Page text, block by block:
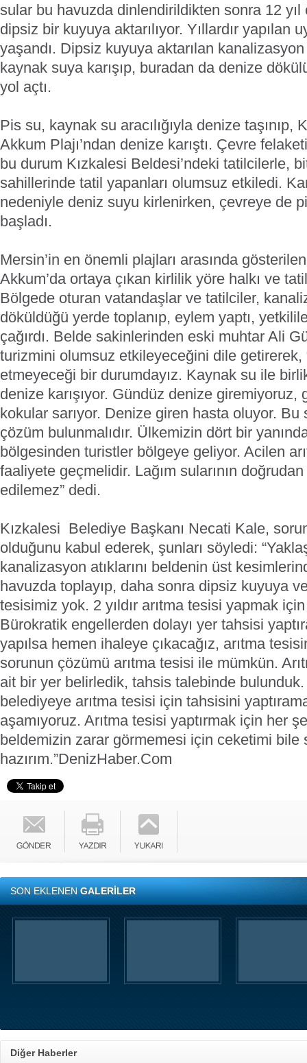
sular bu havuzda dinlendirildikten sonra 12
dipsiz bir kuyuya aktarılıyor. Yıllardır yapılan
yaşandı. Dipsiz kuyuya aktarılan kanalizasyon
kaynak suya karışıp, buradan da denize
yol açtı.
Pis su, kaynak su aracılığıyla denize taşınıp,
Akkum Plajı’ndan denize karıştı. Çevre
bu durum Kızkalesi Beldesi’ndeki tatilcilerle,
sahillerinde tatil yapanları olumsuz etkiledi.
nedeniyle deniz suyu kirlenirken, çevreye de
başladı.
Mersin’in en önemli plajları arasında
Akkum’da ortaya çıkan kirlilik yöre halkı ve
Bölgede oturan vatandaşlar ve tatilciler,
döküldüğü yerde toplanıp, eylem yaptı,
çağırdı. Belde sakinlerinden eski muhtar Ali
turizmini olumsuz etkileyeceğini dile getirerek,
etmeyeceği bir durumdayız. Kaynak su ile
denize karışıyor. Gündüz denize giremiyoruz,
kokular sarıyor. Denize giren hasta oluyor. Bu
çözüm bulunmalıdır. Ülkemizin dört bir
bölgesinden turistler bölgeye geliyor. Acilen
faaliyete geçmelidir. Lağım sularının
edilemez” dedi.
Kızkalesi Belediye Başkanı Necati Kale,
olduğunu kabul ederek, şunları söyledi:
kanalizasyon atıklarını beldenin üst
havuzda toplayıp, daha sonra dipsiz kuyuya
tesisimiz yok. 2 yıldır arıtma tesisi yapmak
Bürokratik engellerden dolayı yer tahsisi
yapılsa hemen ihaleye çıkacağız, arıtma
sorunun çözümü arıtma tesisi ile mümkün.
ait bir yer belirledik, tahsis talebinde
belediyeye arıtma tesisi için tahsisini
aşamıyoruz. Arıtma tesisi yaptırmak için her
beldemizin zarar görmemesi için ceketimi bile
hazırım.”DenizHaber.Com
SON EKLENENGALERİLER
Diğer Haberler